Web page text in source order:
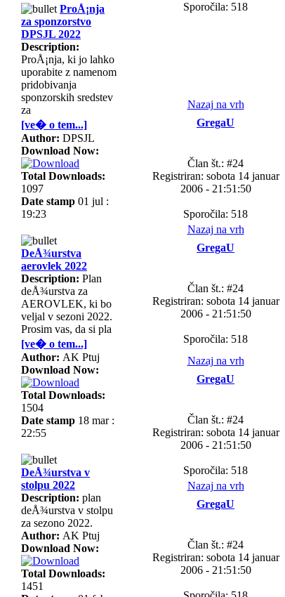
ProÅ¡nja
za sponzorstvo
DPSJL 2022
Description:
ProÅ¡nja, ki jo lahko
uporabite z namenom
pridobivanja
sponzorskih sredstev
za
[ve� o tem...]
Author: DPSJL
Download Now:
Total Downloads:
1097
Date stamp 01 jul :
19:23
DeÅ¾urstva
aerovlek 2022
Description: Plan
deÅ¾urstva za
AEROVLEK, ki bo
veljal v sezoni 2022.
Prosim vas, da si pla
[ve� o tem...]
Author: AK Ptuj
Download Now:
Total Downloads:
1504
Date stamp 18 mar :
22:55
DeÅ¾urstva v
stolpu 2022
Description: plan
deÅ¾urstva v stolpu
za sezono 2022.
Author: AK Ptuj
Download Now:
Total Downloads:
1451
Sporočila: 518
Nazaj na vrh
GregaU
Član št.: #24
Registriran: sobota 14 januar
2006 - 21:51:50
Sporočila: 518
Nazaj na vrh
GregaU
Član št.: #24
Registriran: sobota 14 januar
2006 - 21:51:50
Sporočila: 518
Nazaj na vrh
GregaU
Član št.: #24
Registriran: sobota 14 januar
2006 - 21:51:50
Sporočila: 518
Nazaj na vrh
GregaU
Član št.: #24
Registriran: sobota 14 januar
2006 - 21:51:50